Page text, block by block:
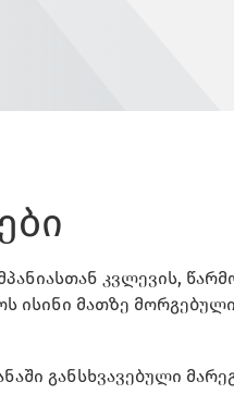
კვლევის,
ისინი მათზე მორგებული
განსხვავებული